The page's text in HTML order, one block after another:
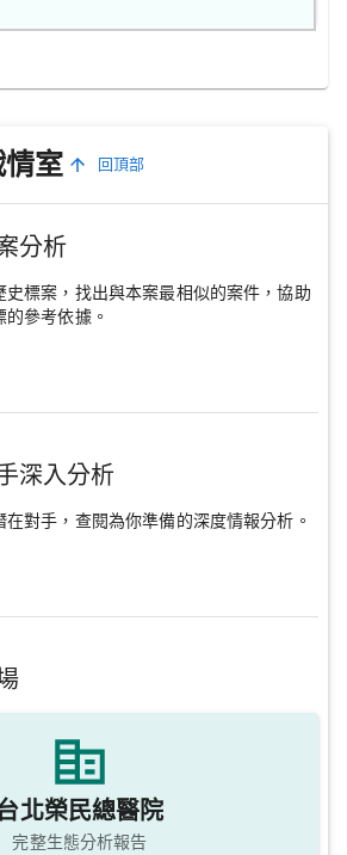
室 回頂部
分析
史標案，找出與本案最相似的案件，協助
參考依據。
深入分析
在對手，查閱為你準備的深度情報分析。
北榮民總醫院
完整生態分析報告